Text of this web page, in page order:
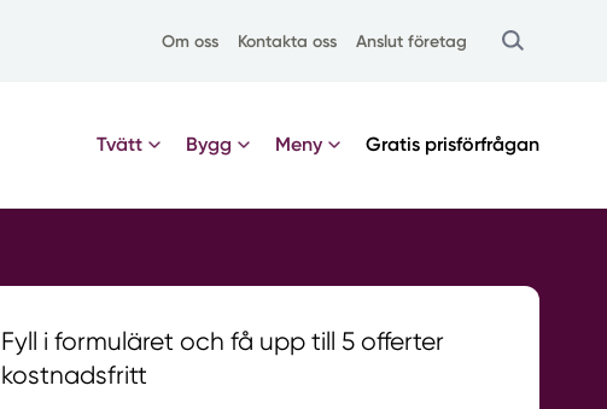
Om oss Kontakta oss Anslut företag
Tvätt Bygg Meny Gratis prisförfrågan
Fyll i formuläret och få upp till 5 offerter
kostnadsfritt